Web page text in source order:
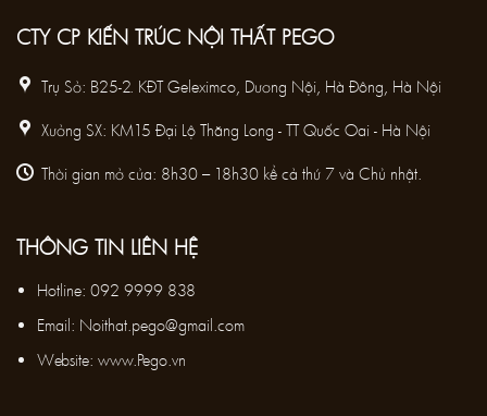
CTY CP KIẾN TRÚC NỘI THẤT PEGO
Trụ Sở: B25-2. KĐT Geleximco, Dương Nội, Hà Đông, Hà Nội
Xưởng SX: KM15 Đại Lộ Thăng Long - TT Quốc Oai - Hà Nội
Thời gian mở cửa: 8h30 – 18h30 kể cả thứ 7 và Chủ nhật.
THÔNG TIN LIÊN HỆ
Hotline: 092 9999 838
Email: Noithat.pego@gmail.com
Website: www.Pego.vn